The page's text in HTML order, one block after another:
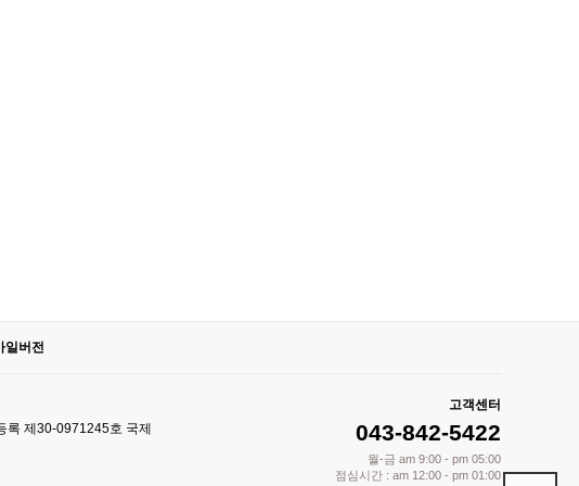
일버전
제30-0971245호 국제
고객센터
043-842-5422
월-금 am 9:00 - pm 05:00
점심시간 : am 12:00 - pm 01:00